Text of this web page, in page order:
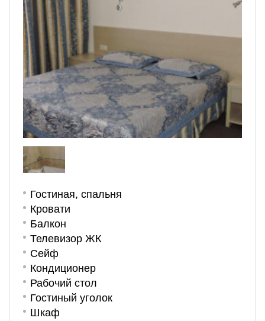
Гостиная, спальня
Кровати
Балкон
Телевизор ЖК
Сейф
Кондиционер
Рабочий стол
Гостиный уголок
Шкаф